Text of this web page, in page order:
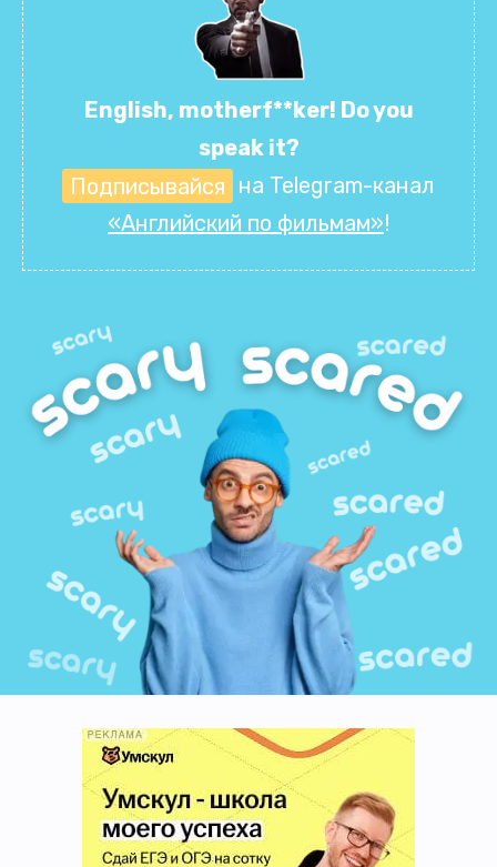
English, motherf**ker! Do you
speak it?
Подписывайся на Telegram-канал
«Английский по фильмам»!